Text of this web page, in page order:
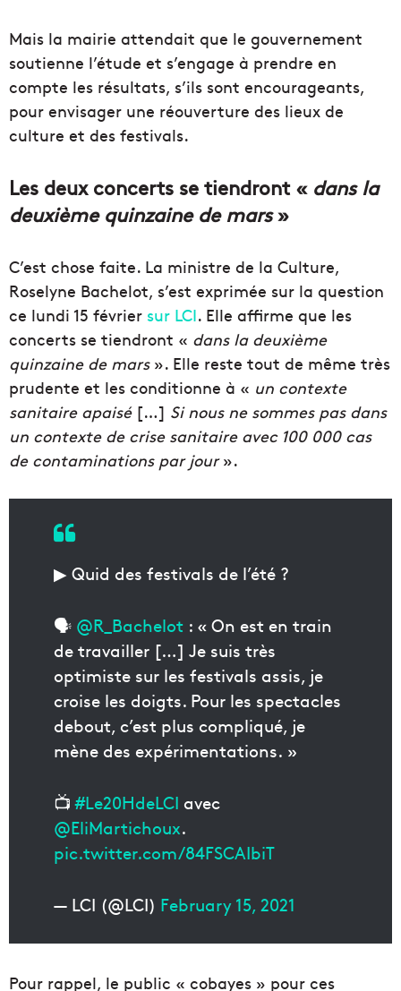
Mais la mairie attendait que le gouvernement
soutienne l’étude et s’engage à prendre en
compte les résultats, s’ils sont encourageants,
pour envisager une réouverture des lieux de
culture et des festivals.
Les deux concerts se tiendront « dans la
deuxième quinzaine de mars»
C’est chose faite. La ministre de la Culture,
Roselyne Bachelot, s’est exprimée sur la question
ce lundi 15 février sur LCI. Elle affirme que les
concerts se tiendront « dans la deuxième
quinzaine de mars». Elle reste tout de même très
prudente et les conditionne à « un contexte
sanitaire apaisé[…] Si nous ne sommes pas dans
un contexte de crise sanitaire avec 100 000 cas
de contaminations par jour».
▶ Quid des festivals de l’été ?
🗣 @R_Bachelot : « On est en train
de travailler […] Je suis très
optimiste sur les festivals assis, je
croise les doigts. Pour les spectacles
debout, c’est plus compliqué, je
mène des expérimentations. »
📺#Le20HdeLCI avec
@EliMartichoux.
pic.twitter.com/84FSCAIbiT
— LCI (@LCI) February 15, 2021
Pour rappel, le public « cobayes » pour ces